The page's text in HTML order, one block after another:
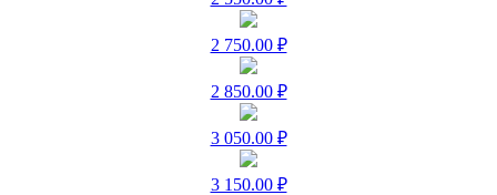
2 750.00 ₽
2 850.00 ₽
3 050.00 ₽
3 150.00 ₽